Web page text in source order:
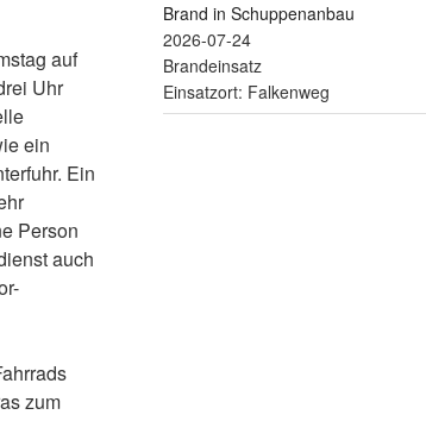
auf
Uhr
ein
Ein
Person
auch
zum
Brand in Schuppenanbau
2026-07-24
Brandeinsatz
Einsatzort: Falkenweg